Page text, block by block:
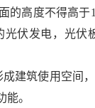
的高度不得高
伏发电，光伏
建筑使用空间
。